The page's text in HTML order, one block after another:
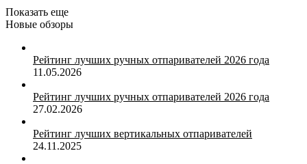
Показать еще
Новые обзоры
Рейтинг лучших ручных отпаривателей 2026 года
11.05.2026
Рейтинг лучших ручных отпаривателей 2026 года
27.02.2026
Рейтинг лучших вертикальных отпаривателей
24.11.2025